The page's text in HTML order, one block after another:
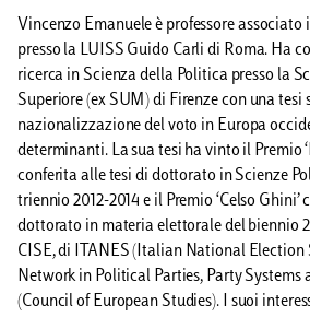
Vincenzo Emanuele è professore associato
presso la LUISS Guido Carli di Roma. Ha
ricerca in Scienza della Politica presso la
Superiore (ex SUM) di Firenze con una tesi
nazionalizzazione del voto in Europa
determinanti. La sua tesi ha vinto il Premio
conferita alle tesi di dottorato in Scienze
triennio 2012-2014 e il Premio ‘Celso
dottorato in materia elettorale del biennio
CISE, di ITANES (Italian National Election
Network in Political Parties, Party Systems
(Council of European Studies). I suoi